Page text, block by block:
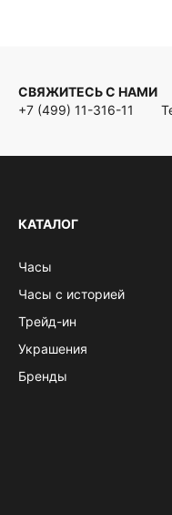
СВЯЖИТЕСЬ С НАМИ
+7 (499) 11-316-11
КАТАЛОГ
Часы
Часы с историей
Трейд-ин
Украшения
Бренды